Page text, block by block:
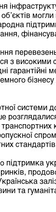
могли
перевезень
з високими
гарантійні
системи
стандартів.
та